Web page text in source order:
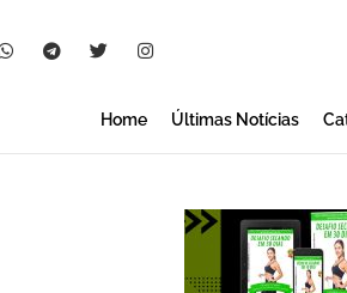
Home Últimas Notícias